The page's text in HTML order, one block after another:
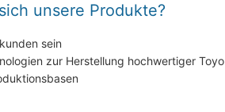
unsere Produkte?
sein
zur Herstellung hochwertiger Toyo